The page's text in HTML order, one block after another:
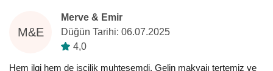
M&E
Merve & Emir
Düğün Tarihi: 06.07.2025
4,0
Hem ilgi hem de işçilik muhteşemdi. Gelin makyajı tertemiz ve